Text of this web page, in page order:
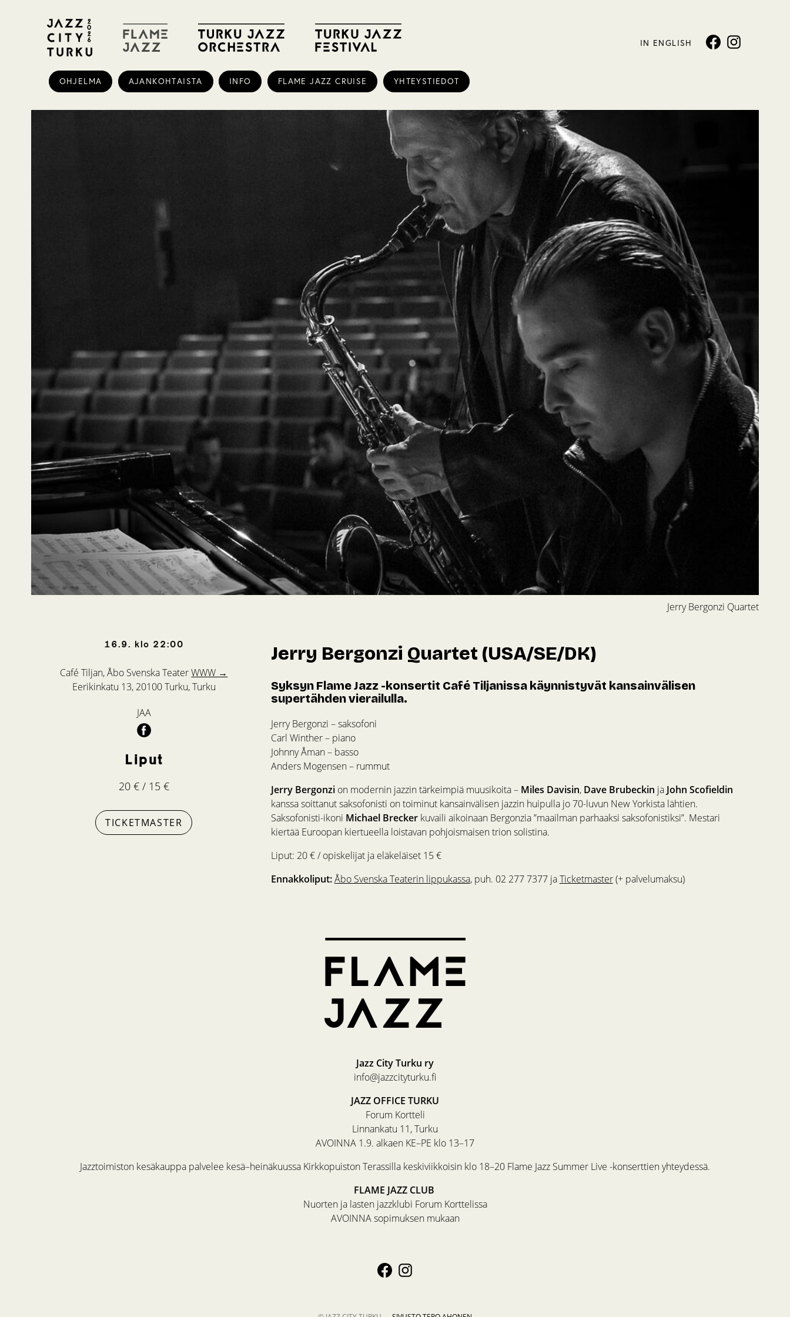
IN ENGLISH
OHJELMA AJANKOHTAISTA INFO FLAME JAZZ CRUISE YHTEYSTIEDOT
Jerry Bergonzi Quartet
16.9. klo 22:00
Café Tiljan, Åbo Svenska TeaterWWW →
Eerikinkatu 13, 20100 Turku, Turku
JAA
Liput
20 € / 15 €
TICKETMASTER
Jerry Bergonzi Quartet (USA/SE/DK)
Syksyn Flame Jazz -konsertit Café Tiljanissa käynnistyvät kansainvälisen
supertähden vierailulla.
Jerry Bergonzi – saksofoni
Carl Winther – piano
Johnny Åman – basso
Anders Mogensen – rummut
Jerry Bergonzion modernin jazzin tärkeimpiä muusikoita – Miles Davisin, Dave Brubeckin ja John Scofieldin
kanssa soittanut saksofonisti on toiminut kansainvälisen jazzin huipulla jo 70-luvun New Yorkista lähtien.
Saksofonisti-ikoni Michael Breckerkuvaili aikoinaan Bergonzia ”maailman parhaaksi saksofonistiksi”. Mestari
kiertää Euroopan kiertueella loistavan pohjoismaisen trion solistina.
Liput: 20 € / opiskelijat ja eläkeläiset 15 €
Ennakkoliput:Åbo Svenska Teaterin lippukassa, puh. 02 277 7377 jaTicketmaster(+ palvelumaksu)
Jazz City Turku ry
info@jazzcityturku.fi
JAZZ OFFICE TURKU
Forum Kortteli
Linnankatu 11, Turku
AVOINNA 1.9. alkaen KE–PE klo 13–17
Jazztoimiston kesäkauppa palvelee kesä–heinäkuussa Kirkkopuiston Terassilla keskiviikkoisin klo 18–20 Flame Jazz Summer Live -konserttien yhteydessä.
FLAME JAZZ CLUB
Nuorten ja lasten jazzklubi Forum Korttelissa
AVOINNA sopimuksen mukaan